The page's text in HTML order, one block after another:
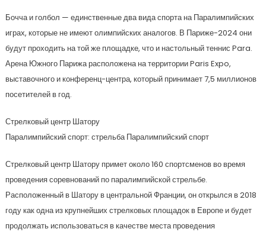
Бочча и голбол — единственные два вида спорта на Паралимпийских
играх, которые не имеют олимпийских аналогов. В Париже-2024 они
будут проходить на той же площадке, что и настольный теннис Para.
Арена Южного Парижа расположена на территории Paris Expo,
выставочного и конференц-центра, который принимает 7,5 миллионов
посетителей в год.
Стрелковый центр Шатору
Паралимпийский спорт: стрельба Паралимпийский спорт
Стрелковый центр Шатору примет около 160 спортсменов во время
проведения соревнований по паралимпийской стрельбе.
Расположенный в Шатору в центральной Франции, он открылся в 2018
году как одна из крупнейших стрелковых площадок в Европе и будет
продолжать использоваться в качестве места проведения